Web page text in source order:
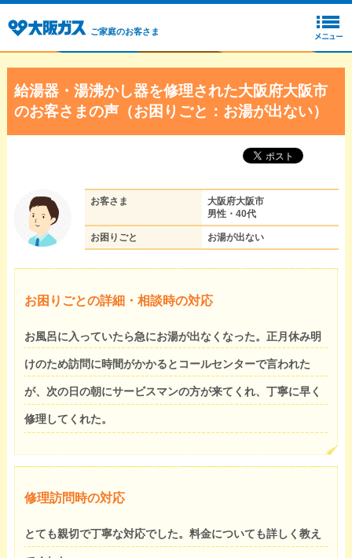
ご家庭のお客さま
給湯器・湯沸かし器を修理された大阪府大阪市
のお客さまの声（お困りごと：お湯が出ない）
お客さま
大阪府大阪市
男性・40代
お困りごと お湯が出ない
お困りごとの詳細・相談時の対応
お風呂に入っていたら急にお湯が出なくなった。正月休み明
けのため訪問に時間がかかるとコールセンターで言われた
が、次の日の朝にサービスマンの方が来てくれ、丁寧に早く
修理してくれた。
修理訪問時の対応
とても親切で丁寧な対応でした。料金についても詳しく教え